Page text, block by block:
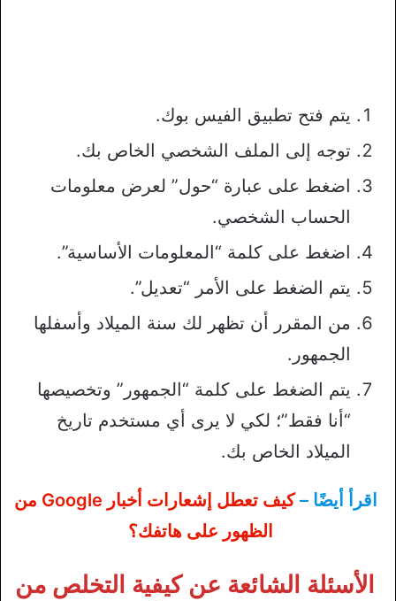
يتم فتح تطبيق الفيس بوك.
توجه إلى الملف الشخصي الخاص بك.
اضغط على عبارة “حول” لعرض معلومات
الحساب الشخصي.
اضغط على كلمة “المعلومات الأساسية”.
يتم الضغط على الأمر “تعديل”.
من المقرر أن تظهر لك سنة الميلاد وأسفلها
الجمهور.
يتم الضغط على كلمة “الجمهور” وتخصيصها
“أنا فقط”؛ لكي لا يرى أي مستخدم تاريخ
الميلاد الخاص بك.
اقرأ أيضًا –
كيف تعطل إشعارات أخبار Google من
الظهور على هاتفك؟
الأسئلة الشائعة عن كيفية التخلص من